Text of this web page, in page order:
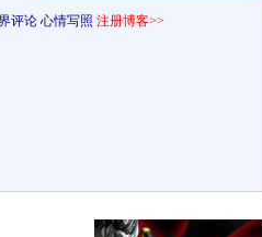
评论 心情写照 注册博客>>